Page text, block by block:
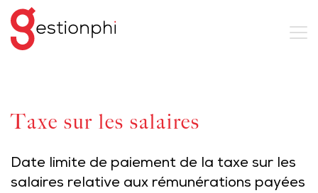
Taxe sur les salaires
Date limite de paiement de la taxe sur les
salaires relative aux rémunérations payées